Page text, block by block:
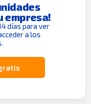
empresa!
días para ver
a los